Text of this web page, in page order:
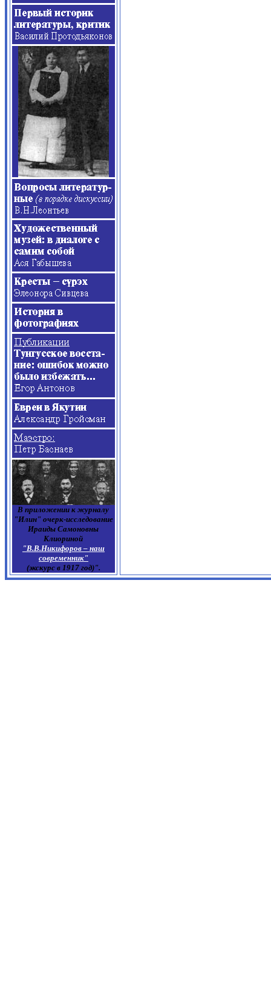
В приложении к журналу
"Илин" очерк-исследование
Ираиды Самоновны
Клиориной
"В.В.Никифоров – наш
современник"
(экскурс в 1917 год)".